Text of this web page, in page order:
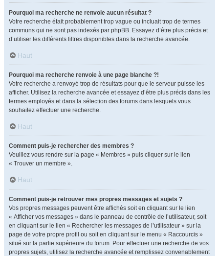
Pourquoi ma recherche ne renvoie aucun résultat ?
Votre recherche était probablement trop vague ou incluait trop de termes
communs qui ne sont pas indexés par phpBB. Essayez d’être plus précis et
d’utiliser les différents filtres disponibles dans la recherche avancée.
Haut
Pourquoi ma recherche renvoie à une page blanche ?!
Votre recherche a renvoyé trop de résultats pour que le serveur puisse les
afficher. Utilisez la recherche avancée et essayez d’être plus précis dans les
termes employés et dans la sélection des forums dans lesquels vous
souhaitez effectuer une recherche.
Haut
Comment puis-je rechercher des membres ?
Veuillez vous rendre sur la page « Membres » puis cliquer sur le lien
« Trouver un membre ».
Haut
Comment puis-je retrouver mes propres messages et sujets ?
Vos propres messages peuvent être affichés soit en cliquant sur le lien
« Afficher vos messages » dans le panneau de contrôle de l’utilisateur, soit
en cliquant sur le lien « Rechercher les messages de l’utilisateur » sur la
page de votre propre profil ou soit en cliquant sur le menu « Raccourcis »
situé sur la partie supérieure du forum. Pour effectuer une recherche de vos
propres sujets, utilisez la recherche avancée et remplissez convenablement